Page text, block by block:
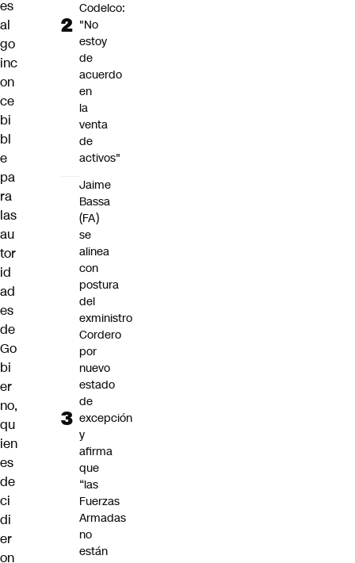
es
al
go
inc
on
ce
bi
bl
e
pa
ra
las
au
tor
id
ad
es
de
Go
bi
er
no,
qu
ien
es
de
ci
di
er
on
Codelco:
"No
estoy
de
acuerdo
en
la
venta
de
activos"
Jaime
Bassa
(FA)
se
alinea
con
postura
del
exministro
Cordero
por
nuevo
estado
de
excepción
y
afirma
que
“las
Fuerzas
Armadas
no
están